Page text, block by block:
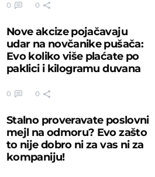
0 0
Nove akcize pojačavaju
udar na novčanike pušača:
Evo koliko više plaćate po
paklici i kilogramu duvana
0 0
Stalno proveravate poslovni
mejl na odmoru? Evo zašto
to nije dobro ni za vas ni za
kompaniju!